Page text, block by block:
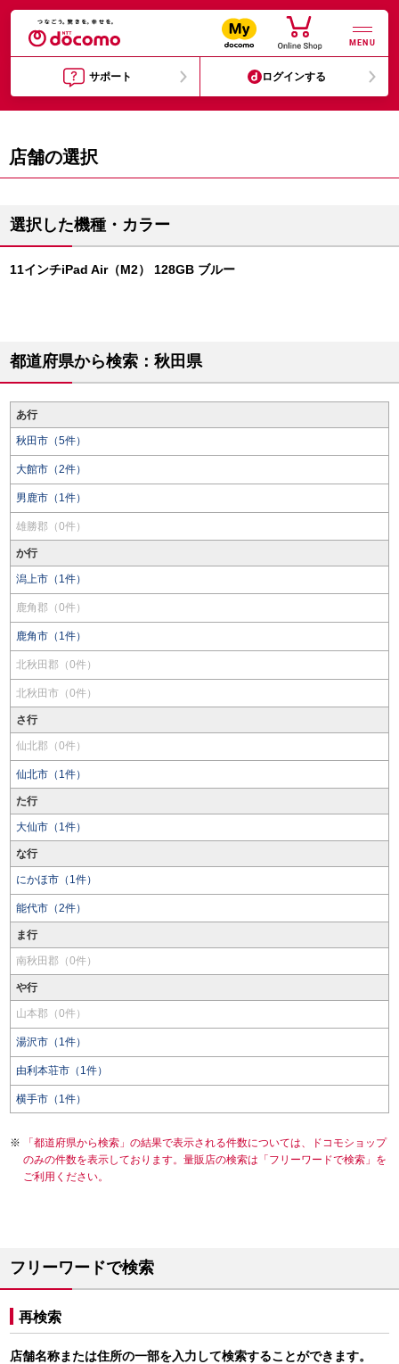
MENU
サポート ログインする
店舗の選択
選択した機種・カラー
11インチiPad Air（M2） 128GB ブルー
都道府県から検索：秋田県
あ行
秋田市（5件）
大館市（2件）
男鹿市（1件）
雄勝郡（0件）
か行
潟上市（1件）
鹿角郡（0件）
鹿角市（1件）
北秋田郡（0件）
北秋田市（0件）
さ行
仙北郡（0件）
仙北市（1件）
た行
大仙市（1件）
な行
にかほ市（1件）
能代市（2件）
ま行
南秋田郡（0件）
や行
山本郡（0件）
湯沢市（1件）
由利本荘市（1件）
横手市（1件）
「都道府県から検索」の結果で表示される件数については、ドコモショップ
のみの件数を表示しております。量販店の検索は「フリーワードで検索」を
ご利用ください。
フリーワードで検索
再検索
店舗名称または住所の一部を入力して検索することができます。